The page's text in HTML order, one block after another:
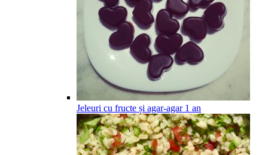
Jeleuri cu fructe și agar-agar 1 an